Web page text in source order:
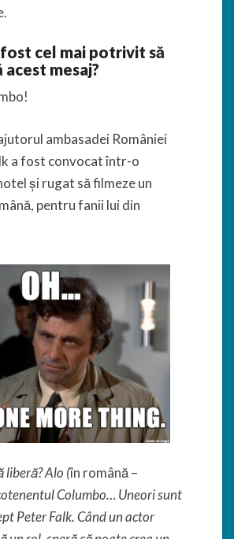
cel mai potrivit să
mesaj?
ambasadei României
a fost convocat într-o
și rugat să filmeze un
pentru fanii lui din
liberă? Alo (în română –
Columbo… Uneori sunt
Peter Falk. Când un actor